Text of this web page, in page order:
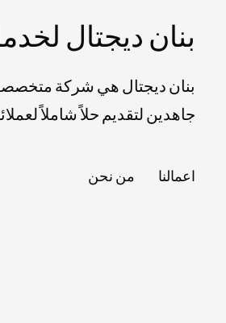
بنان ديجتال
بنان ديجتال هي شركة
جاهدين لتقديم حلاً شاملاً
اعمالنا من نحن